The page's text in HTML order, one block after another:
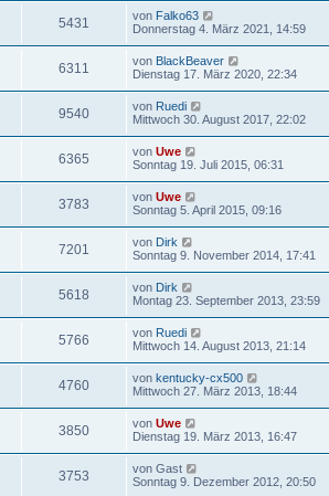
5431 von Falko63
Donnerstag 4. März 2021, 14:59
6311 von BlackBeaver
Dienstag 17. März 2020, 22:34
9540 von Ruedi
Mittwoch 30. August 2017, 22:02
6365 von Uwe
Sonntag 19. Juli 2015, 06:31
3783 von Uwe
Sonntag 5. April 2015, 09:16
7201 von Dirk
Sonntag 9. November 2014, 17:41
5618 von Dirk
Montag 23. September 2013, 23:59
5766 von Ruedi
Mittwoch 14. August 2013, 21:14
4760 von kentucky-cx500
Mittwoch 27. März 2013, 18:44
3850 von Uwe
Dienstag 19. März 2013, 16:47
3753 von Gast
Sonntag 9. Dezember 2012, 20:50